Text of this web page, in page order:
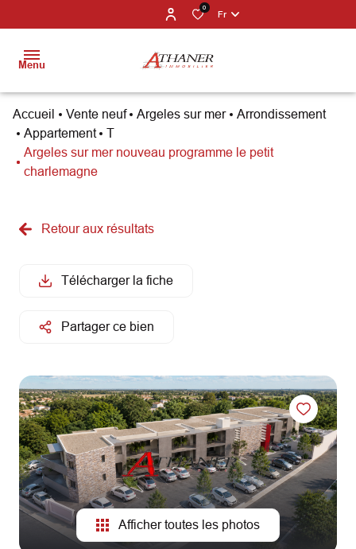
0
Fr
Menu
BIENS À
VENDRE
NOS
NOS
CONTACT
Accueil Vente neuf Argeles sur mer
arrondissement
Appartement
T
Argeles sur mer nouveau programme le petit
charlemagne
Retour aux résultats
Télécharger la fiche
Partager ce bien
Afficher toutes les photos